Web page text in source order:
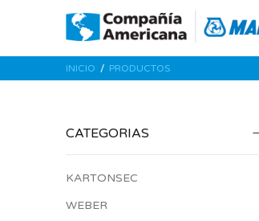
INICIO PRODUCTOS
CATEGORIAS
KARTONSEC
WEBER